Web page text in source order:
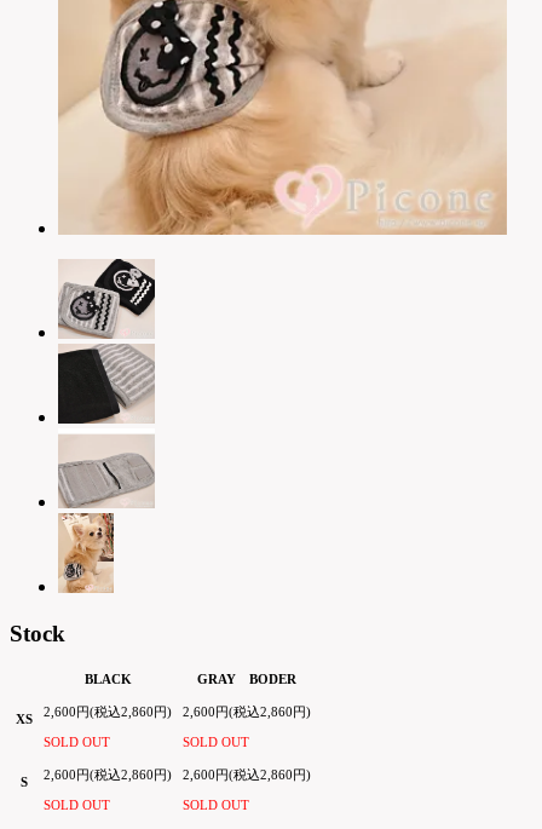
Stock
BLACK GRAY BODER
XS 2,600円(税込2,860円)
SOLD OUT
2,600円(税込2,860円)
SOLD OUT
S 2,600円(税込2,860円)
SOLD OUT
2,600円(税込2,860円)
SOLD OUT